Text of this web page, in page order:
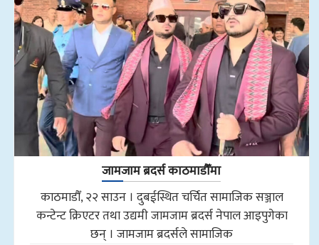
जामजाम ब्रदर्स काठमाडौँमा
काठमाडौँ, २२ साउन । दुबईस्थित चर्चित सामाजिक सञ्जाल
कन्टेन्ट क्रिएटर तथा उद्यमी जामजाम ब्रदर्स नेपाल आइपुगेका
छन् । जामजाम ब्रदर्सले सामाजिक